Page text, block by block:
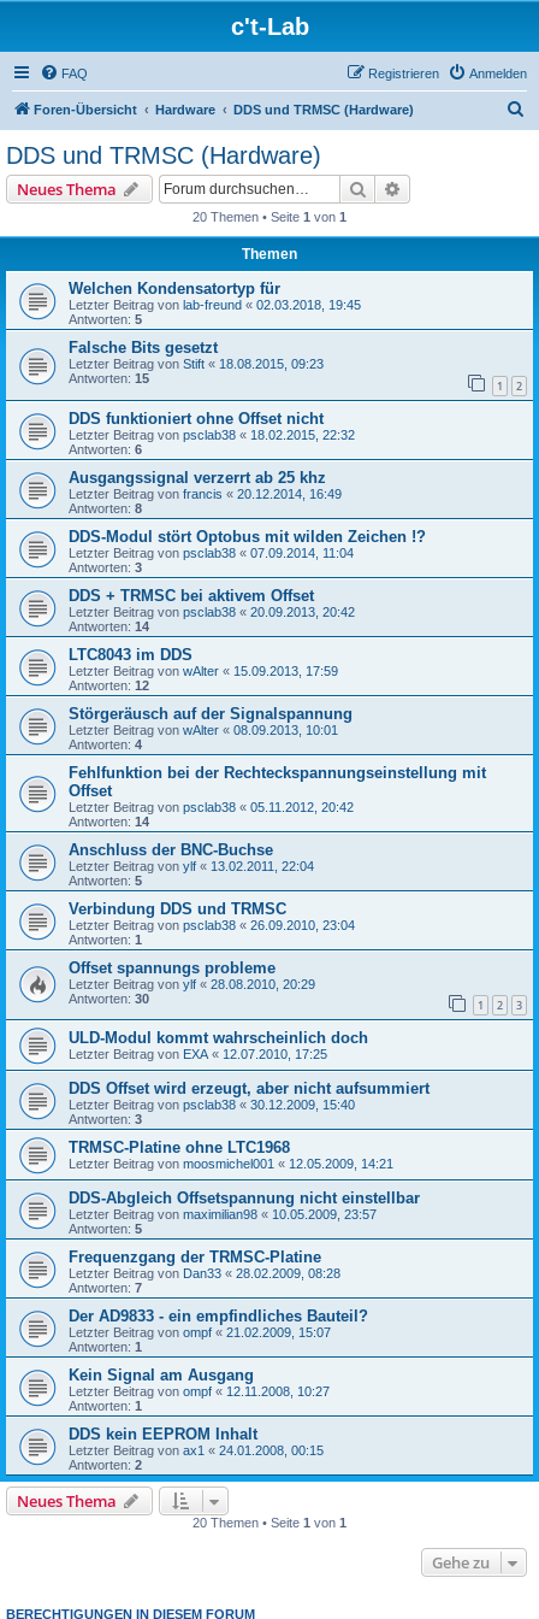
c't-Lab
FAQ Anmelden
Registrieren
Foren-Übersicht Hardware DDS und TRMSC (Hardware)
DDS und TRMSC (Hardware)
Neues Thema Suche
20 Themen • Seite 1 von 1
Themen
Welchen Kondensatortyp für
Letzter Beitrag von lab-freund « 02.03.2018, 19:45
Antworten: 5
Falsche Bits gesetzt
Letzter Beitrag von Stift « 18.08.2015, 09:23
Antworten: 15 1 2
DDS funktioniert ohne Offset nicht
Letzter Beitrag von psclab38 « 18.02.2015, 22:32
Antworten: 6
Ausgangssignal verzerrt ab 25 khz
Letzter Beitrag von francis « 20.12.2014, 16:49
Antworten: 8
DDS-Modul stört Optobus mit wilden Zeichen !?
Letzter Beitrag von psclab38 « 07.09.2014, 11:04
Antworten: 3
DDS + TRMSC bei aktivem Offset
Letzter Beitrag von psclab38 « 20.09.2013, 20:42
Antworten: 14
LTC8043 im DDS
Letzter Beitrag von wAlter « 15.09.2013, 17:59
Antworten: 12
Störgeräusch auf der Signalspannung
Letzter Beitrag von wAlter « 08.09.2013, 10:01
Antworten: 4
Fehlfunktion bei der Rechteckspannungseinstellung mit
Offset
Letzter Beitrag von psclab38 « 05.11.2012, 20:42
Antworten: 14
Anschluss der BNC-Buchse
Letzter Beitrag von ylf « 13.02.2011, 22:04
Antworten: 5
Verbindung DDS und TRMSC
Letzter Beitrag von psclab38 « 26.09.2010, 23:04
Antworten: 1
Offset spannungs probleme
Letzter Beitrag von ylf « 28.08.2010, 20:29
Antworten: 30 1 2 3
ULD-Modul kommt wahrscheinlich doch
Letzter Beitrag von EXA « 12.07.2010, 17:25
DDS Offset wird erzeugt, aber nicht aufsummiert
Letzter Beitrag von psclab38 « 30.12.2009, 15:40
Antworten: 3
TRMSC-Platine ohne LTC1968
Letzter Beitrag von moosmichel001 « 12.05.2009, 14:21
DDS-Abgleich Offsetspannung nicht einstellbar
Letzter Beitrag von maximilian98 « 10.05.2009, 23:57
Antworten: 5
Frequenzgang der TRMSC-Platine
Letzter Beitrag von Dan33 « 28.02.2009, 08:28
Antworten: 7
Der AD9833 - ein empfindliches Bauteil?
Letzter Beitrag von ompf « 21.02.2009, 15:07
Antworten: 1
Kein Signal am Ausgang
Letzter Beitrag von ompf « 12.11.2008, 10:27
Antworten: 1
DDS kein EEPROM Inhalt
Letzter Beitrag von ax1 « 24.01.2008, 00:15
Antworten: 2
Neues Thema
20 Themen • Seite 1 von 1
Gehe zu
BERECHTIGUNGEN IN DIESEM FORUM